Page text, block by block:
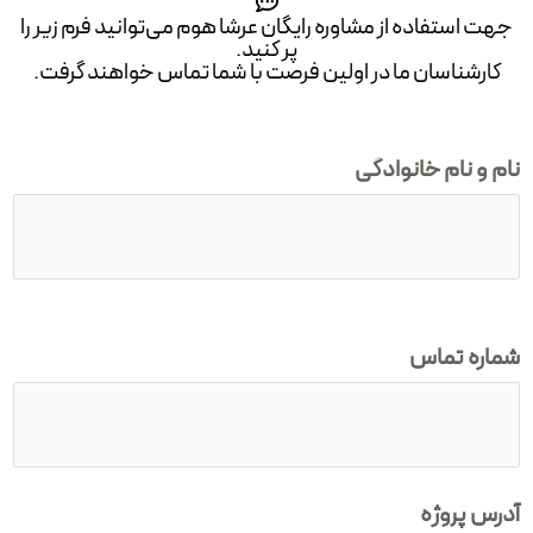
جهت استفاده از مشاوره رایگان عرشا هوم می‌توانید فرم زیر را
پر کنید.
کارشناسان ما در اولین فرصت با شما تماس خواهند گرفت.
نام و نام خانوادگی
شماره تماس
آدرس پروژه